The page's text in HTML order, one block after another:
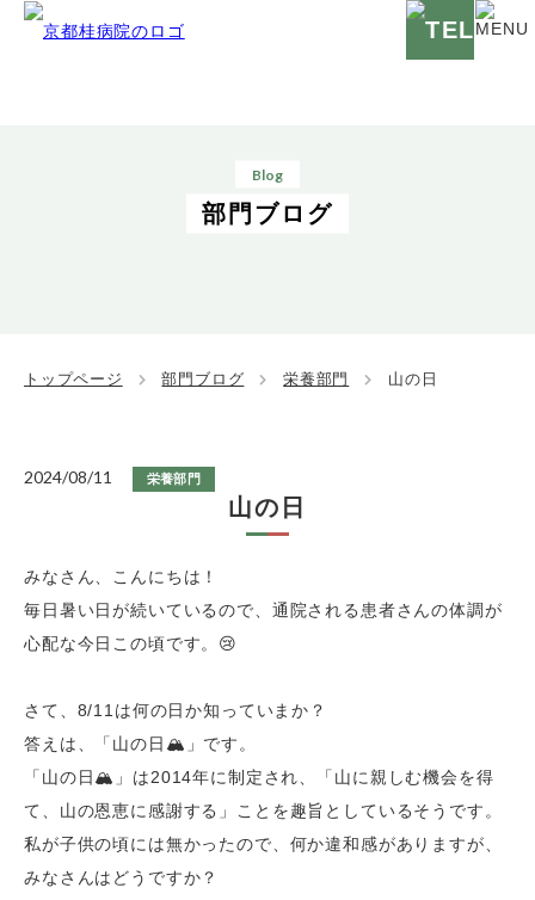
Blog
部門ブログ
トップページ 部門ブログ 栄養部門 山の日
2024/08/11 栄養部門
山の日
みなさん、こんにちは！
毎日暑い日が続いているので、通院される患者さんの体調が
心配な今日この頃です。😢
さて、 8/11 は何の日か知っていまか？
答えは、「山の日🏔」です。
「山の日🏔」は2014年に制定され、「山に親しむ機会を得
て、山の恩恵に感謝する」ことを趣旨としているそうです。
私が子供の頃には無かったので、何か違和感がありますが、
みなさんはどうですか？